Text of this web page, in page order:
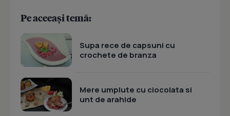
Pe aceeași temă:
Supa rece de capsuni cu
crochete de branza
Mere umplute cu ciocolata si
unt de arahide